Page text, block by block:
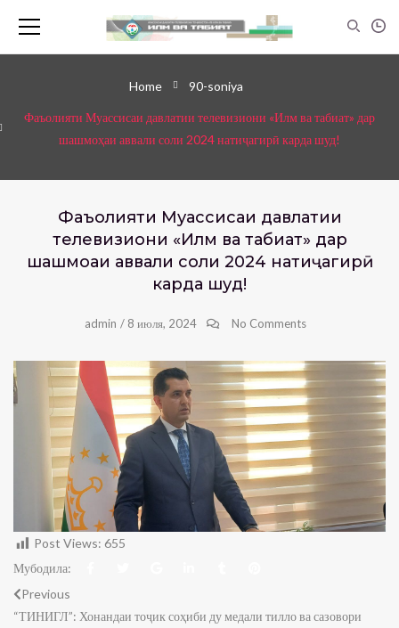
Home 90-soniya
Фаъолияти Муассисаи давлатии телевизиони «Илм ва табиат» дар
шашмоҳаи аввали соли 2024 натиҷагирӣ карда шуд!
Фаъолияти Муассисаи давлатии
телевизиони «Илм ва табиат» дар
шашмоҳаи аввали соли 2024 натиҷагирӣ
карда шуд!
admin / 8 июля, 2024 No Comments
Post Views: 655
Мубодила:
Previous
“ТИНИГЛ”: Хонандаи тоҷик соҳиби ду медали тилло ва сазовори